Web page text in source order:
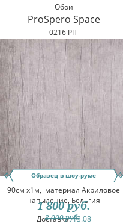
Обои
ProSpero Space
0216 PIT
Образец в шоу-руме
90см x1м, материал Акриловое
напыление, Бельгия
Доставка:13.08
3 000руб.
1 800 руб.